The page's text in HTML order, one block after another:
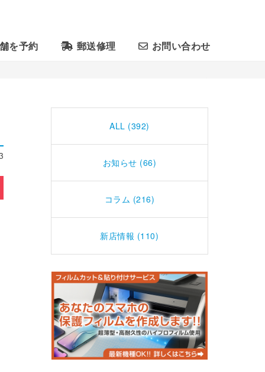
を予約 郵送修理 お問い合わせ
ALL (392)
お知らせ (66)
コラム (216)
新店情報 (110)